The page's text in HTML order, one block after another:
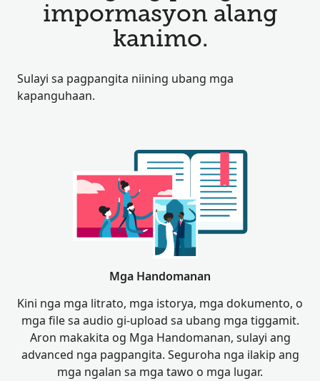
impormasyon alang
kanimo.
Sulayi sa pagpangita niining ubang mga
kapanguhaan.
Mga Handomanan
Kini nga mga litrato, mga istorya, mga dokumento, o
mga file sa audio gi-upload sa ubang mga tiggamit.
Aron makakita og Mga Handomanan, sulayi ang
advanced nga pagpangita. Seguroha nga ilakip ang
mga ngalan sa mga tawo o mga lugar.